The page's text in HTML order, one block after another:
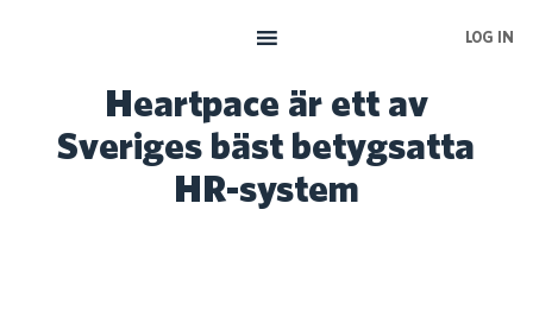
LOG IN
Heartpace är ett av
Sveriges bäst betygsatta
HR-system